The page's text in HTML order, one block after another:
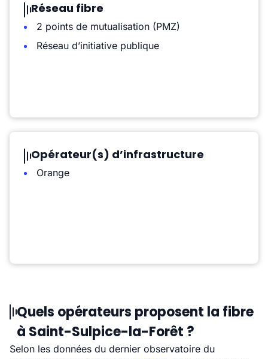
Réseau fibre
2 points de mutualisation (PMZ)
Réseau d’initiative publique
Opérateur(s) d’infrastructure
Orange
Quels opérateurs proposent la fibre
à Saint-Sulpice-la-Forêt ?
Selon les données du dernier observatoire du